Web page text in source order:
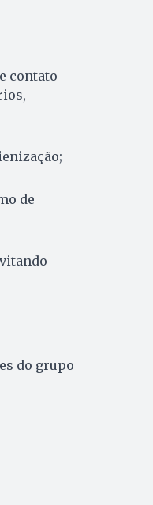
contato
de
do grupo